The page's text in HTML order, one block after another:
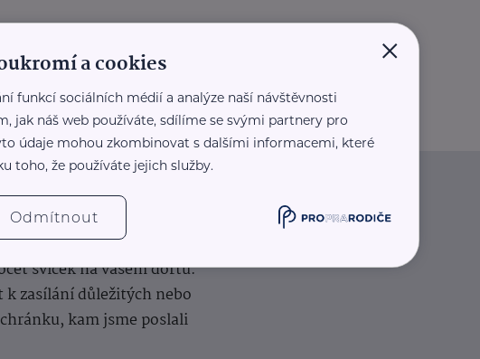
svíček na vašem dortu.
zasílání důležitých nebo
kam jsme poslali
×
a cookies
funkcí sociálních médií a analýze naší návštěvnosti
jak náš web používáte, sdílíme se svými partnery pro
údaje mohou zkombinovat s dalšími informacemi, které
toho, že používáte jejich služby.
Odmítnout